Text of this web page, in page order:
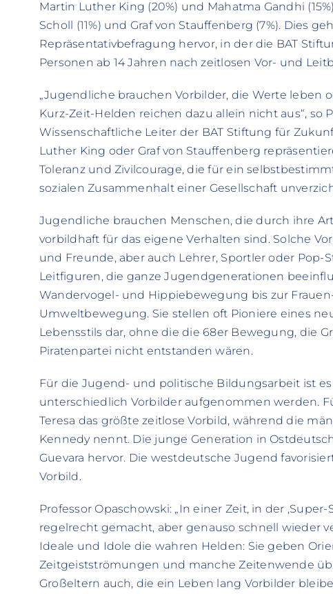
Martin Luther King (20%) und Mahatma Gandhi
Scholl (11%) und Graf von Stauffenberg (7%). Dies
Repräsentativbefragung hervor, in der die BAT
Personen ab 14 Jahren nach zeitlosen Vor- und
„Jugendliche brauchen Vorbilder, die Werte leben
Kurz-Zeit-Helden reichen dazu allein nicht aus“, so
Wissenschaftliche Leiter der BAT Stiftung für
Luther King oder Graf von Stauffenberg
Toleranz und Zivilcourage, die für ein
sozialen Zusammenhalt einer Gesellschaft
Jugendliche brauchen Menschen, die durch ihre
vorbildhaft für das eigene Verhalten sind. Solche
und Freunde, aber auch Lehrer, Sportler oder Pop-
Leitfiguren, die ganze Jugendgenerationen
Wandervogel- und Hippiebewegung bis zur
Umweltbewegung. Sie stellen oft Pioniere eines
Lebensstils dar, ohne die die 68er Bewegung, die
Piratenpartei nicht entstanden wären.
Für die Jugend- und politische Bildungsarbeit ist
unterschiedlich Vorbilder aufgenommen werden.
Teresa das größte zeitlose Vorbild, während die
Kennedy nennt. Die junge Generation in
Guevara hervor. Die westdeutsche Jugend
Vorbild.
Professor Opaschowski: „In einer Zeit, in der
regelrecht gemacht, aber genauso schnell wieder
Ideale und Idole die wahren Helden: Sie geben
Zeitgeistströmungen und manche Zeitenwende
Großeltern auch, die ein Leben lang Vorbilder